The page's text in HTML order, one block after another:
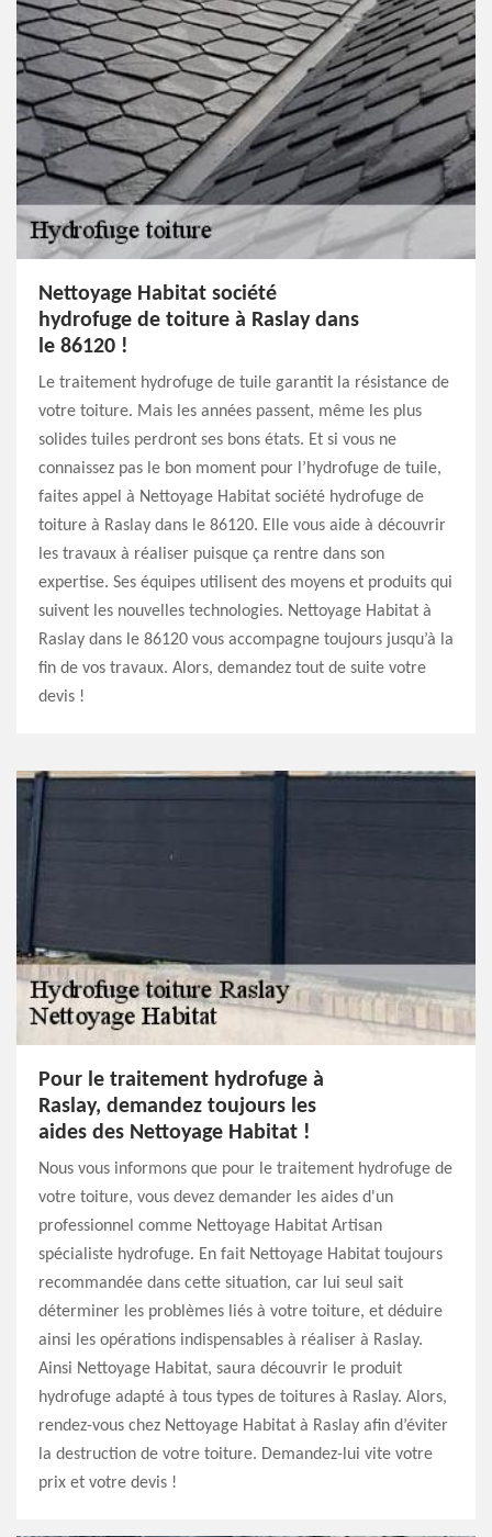
Nettoyage Habitat société
hydrofuge de toiture à Raslay dans
le 86120 !
Le traitement hydrofuge de tuile garantit la résistance de
votre toiture. Mais les années passent, même les plus
solides tuiles perdront ses bons états. Et si vous ne
connaissez pas le bon moment pour l’hydrofuge de tuile,
faites appel à Nettoyage Habitat société hydrofuge de
toiture à Raslay dans le 86120. Elle vous aide à découvrir
les travaux à réaliser puisque ça rentre dans son
expertise. Ses équipes utilisent des moyens et produits qui
suivent les nouvelles technologies. Nettoyage Habitat à
Raslay dans le 86120 vous accompagne toujours jusqu’à la
fin de vos travaux. Alors, demandez tout de suite votre
devis !
Pour le traitement hydrofuge à
Raslay, demandez toujours les
aides des Nettoyage Habitat !
Nous vous informons que pour le traitement hydrofuge de
votre toiture, vous devez demander les aides d'un
professionnel comme Nettoyage Habitat Artisan
spécialiste hydrofuge. En fait Nettoyage Habitat toujours
recommandée dans cette situation, car lui seul sait
déterminer les problèmes liés à votre toiture, et déduire
ainsi les opérations indispensables à réaliser à Raslay.
Ainsi Nettoyage Habitat, saura découvrir le produit
hydrofuge adapté à tous types de toitures à Raslay. Alors,
rendez-vous chez Nettoyage Habitat à Raslay afin d’éviter
la destruction de votre toiture. Demandez-lui vite votre
prix et votre devis !